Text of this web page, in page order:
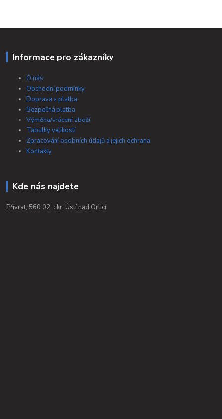
Informace pro zákazníky
O nás
Obchodní podmínky
Doprava a platba
Bezpečná platba
Výměna/vrácení zboží
Tabulky velikostí
Zpracování osobních údajů a jejich ochrana
Kontakty
Kde nás najdete
Přívrat, 560 02, okr. Ústí nad Orlicí